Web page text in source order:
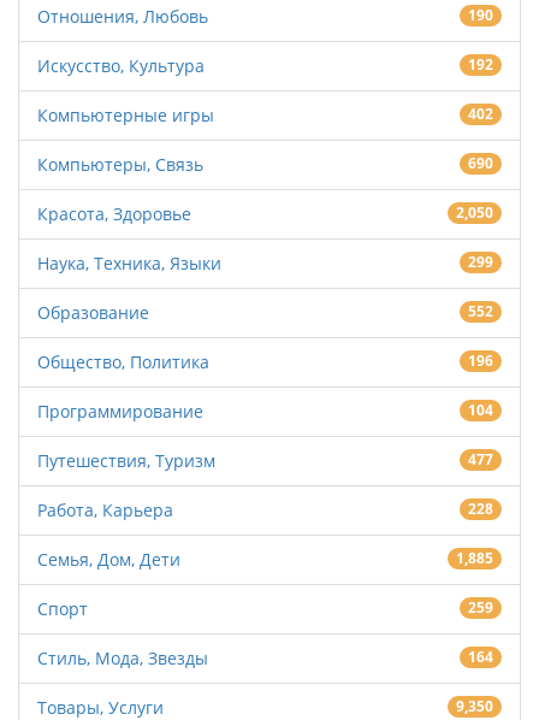
Отношения, Любовь 190
Искусство, Культура 192
Компьютерные игры 402
Компьютеры, Связь 690
Красота, Здоровье 2,050
Наука, Техника, Языки 299
Образование 552
Общество, Политика 196
Программирование 104
Путешествия, Туризм 477
Работа, Карьера 228
Семья, Дом, Дети 1,885
Спорт 259
Стиль, Мода, Звезды 164
Товары, Услуги 9,350